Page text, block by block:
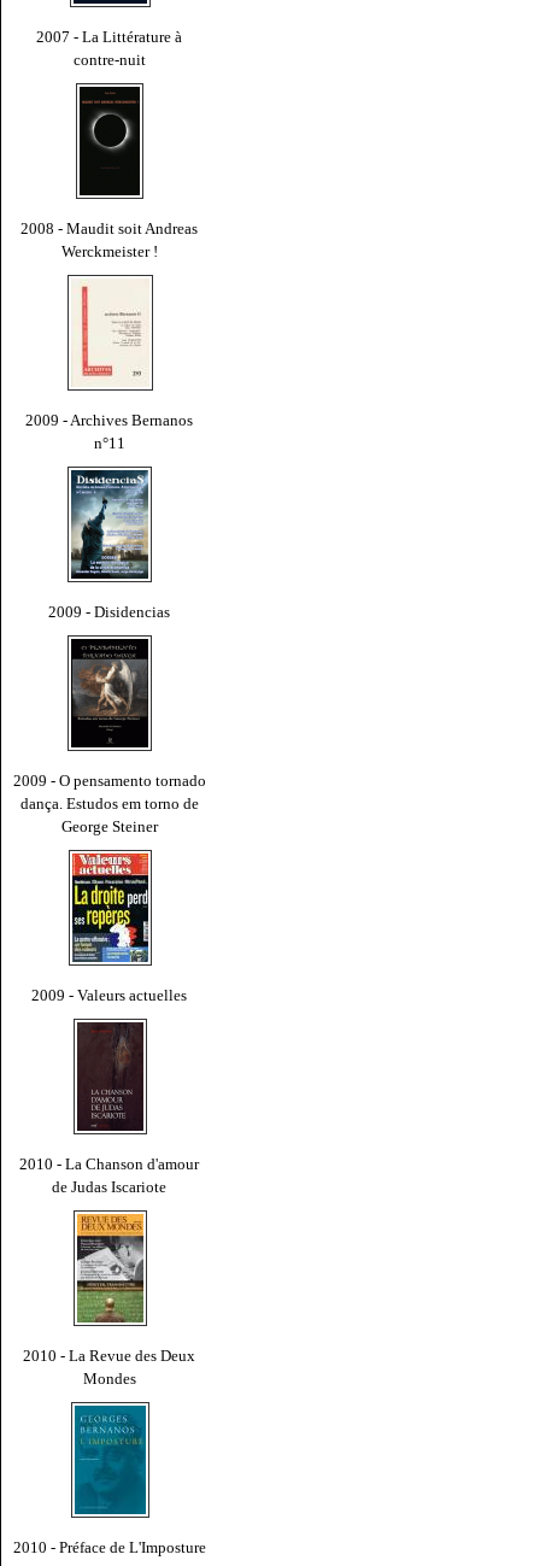
2007 - La Littérature à
contre-nuit
2008 - Maudit soit Andreas
Werckmeister !
2009 - Archives Bernanos
n°11
2009 - Disidencias
2009 - O pensamento tornado
dança. Estudos em torno de
George Steiner
2009 - Valeurs actuelles
2010 - La Chanson d'amour
de Judas Iscariote
2010 - La Revue des Deux
Mondes
2010 - Préface de L'Imposture